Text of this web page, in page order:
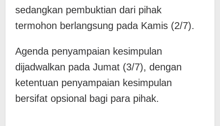
sedangkan pembuktian dari pihak
termohon berlangsung pada Kamis (2/7).
Agenda penyampaian kesimpulan
dijadwalkan pada Jumat (3/7), dengan
ketentuan penyampaian kesimpulan
bersifat opsional bagi para pihak.